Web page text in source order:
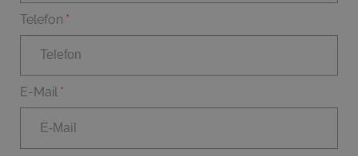
Telefon
E-Mail